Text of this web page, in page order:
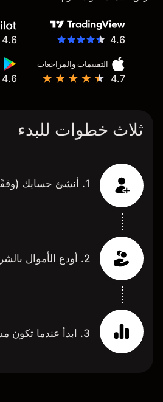
4.6
التقييمات والمراجعات
4.7
4.6
4.6
ثلاث خطوات للبدء
1. أنشئ حسابك (وفقًا لمعايير الأهلية)
2. أودع الأموال بالشروط التي تناسبك
3. ابدأ عندما تكون مستعدًا